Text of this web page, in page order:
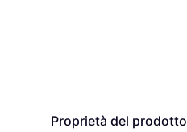
Proprietà del prodotto